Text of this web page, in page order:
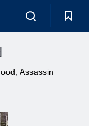
Assassin